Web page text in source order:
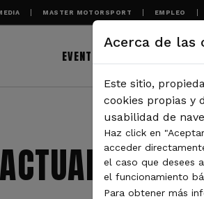
MASTER MOTORSPORT EMPLEO
EVENTOS
Acerca de las
Este sitio,
cookies propias y
usabilidad de
Haz click en
acceder
el caso que desees
el funcionamiento
Para obtener más